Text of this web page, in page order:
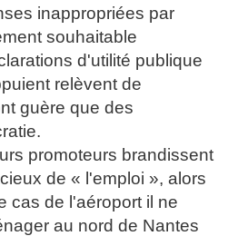
inappropriées par
souhaitable
d'utilité publique
relèvent de
guère que des
promoteurs brandissent
de « l'emploi », alors
cas de l'aéroport il ne
au nord de Nantes